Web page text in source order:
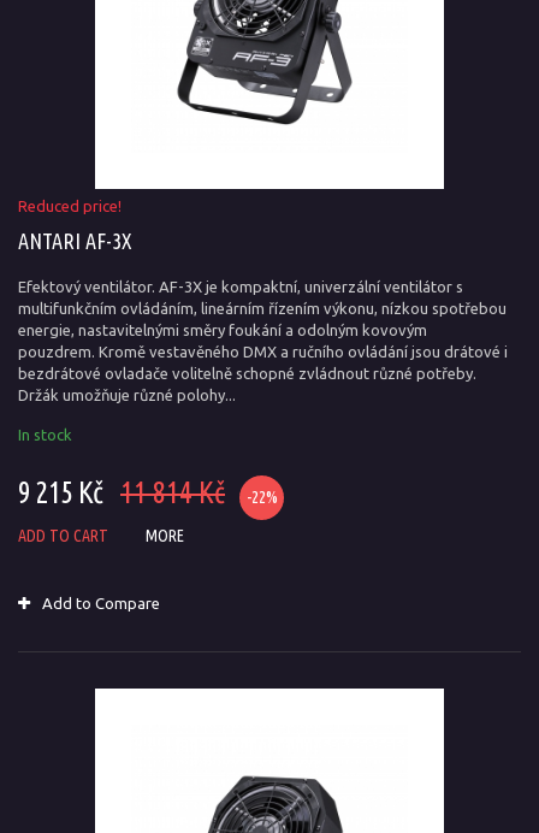
Reduced price!
ANTARI AF-3X
Efektový ventilátor. AF-3X je kompaktní, univerzální ventilátor s
multifunkčním ovládáním, lineárním řízením výkonu, nízkou spotřebou
energie, nastavitelnými směry foukání a odolným kovovým
pouzdrem. Kromě vestavěného DMX a ručního ovládání jsou drátové i
bezdrátové ovladače volitelně schopné zvládnout různé potřeby.
Držák umožňuje různé polohy...
In stock
9 215 Kč 11 814 Kč -22%
ADD TO CART MORE
Add to Compare